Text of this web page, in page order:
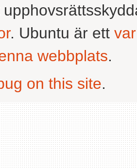
. Ubuntu är ett
webbplats.
on this site.